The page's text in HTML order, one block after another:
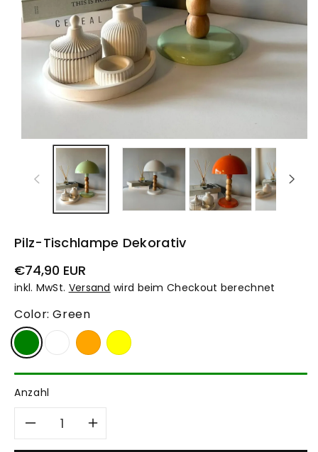
Pilz-Tischlampe Dekorativ
Normaler
Preis
€74,90 EUR
inkl. MwSt. Versand wird beim Checkout berechnet
Color:Green
Anzahl
VerringereErhöhe